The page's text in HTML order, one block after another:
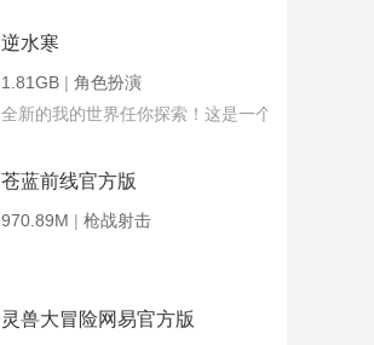
逆水寒
1.81GB | 角色扮演
全新的我的世界任你探索！这是一个小提示字段。
苍蓝前线官方版
970.89M | 枪战射击
灵兽大冒险网易官方版